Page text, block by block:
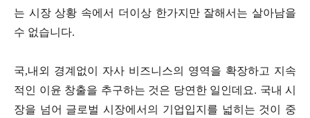
는 시장 상황 속에서 더이상 한가지만 잘해서는 살아남을
수 없습니다.
국,내외 경계없이 자사 비즈니스의 영역을 확장하고 지속
적인 이윤 창출을 추구하는 것은 당연한 일인데요. 국내 시
장을 넘어 글로벌 시장에서의 기업입지를 넓히는 것이 중